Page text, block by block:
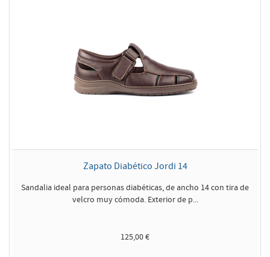
Zapato Diabético Jordi 14
Sandalia ideal para personas diabéticas, de ancho 14 con tira de
velcro muy cómoda. Exterior de p...
125,00 €